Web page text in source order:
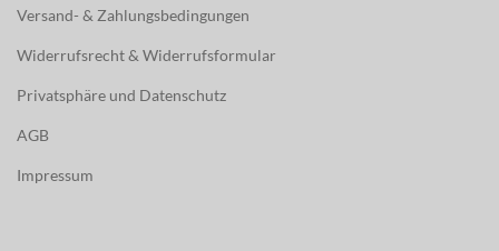
Versand- & Zahlungsbedingungen
Widerrufsrecht & Widerrufsformular
Privatsphäre und Datenschutz
AGB
Impressum